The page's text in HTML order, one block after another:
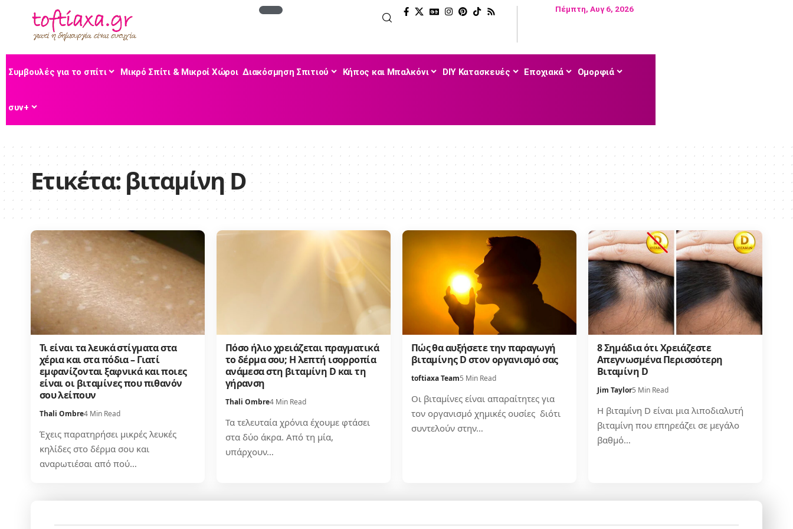
Πέμπτη, Αυγ 6, 2026
Συμβουλές για το σπίτι Μικρό Σπίτι & Μικροί Χώροι Διακόσμηση Σπιτιού Κήπος και Μπαλκόνι DIY Κατασκευές Εποχιακά Ομορφιά
συν+
Ετικέτα: βιταμίνη D
Τι είναι τα λευκά στίγματα στα
χέρια και στα πόδια – Γιατί
εμφανίζονται ξαφνικά και ποιες
είναι οι βιταμίνες που πιθανόν
σου λείπουν
Thali Ombre4 Min Read
Έχεις παρατηρήσει μικρές λευκές
κηλίδες στο δέρμα σου και
αναρωτιέσαι από πού…
Πόσο ήλιο χρειάζεται πραγματικά
το δέρμα σου; Η λεπτή ισορροπία
ανάμεσα στη βιταμίνη D και τη
γήρανση
Thali Ombre4 Min Read
Τα τελευταία χρόνια έχουμε φτάσει
στα δύο άκρα. Από τη μία,
υπάρχουν…
Πώς θα αυξήσετε την παραγωγή
βιταμίνης D στον οργανισμό σας
toftiaxa Team5 Min Read
Οι βιταμίνες είναι απαραίτητες για
τον οργανισμό χημικές ουσίες διότι
συντελούν στην…
8 Σημάδια ότι Χρειάζεστε
Απεγνωσμένα Περισσότερη
Βιταμίνη D
Jim Taylor5 Min Read
Η βιταμίνη D είναι μια λιποδιαλυτή
βιταμίνη που επηρεάζει σε μεγάλο
βαθμό…